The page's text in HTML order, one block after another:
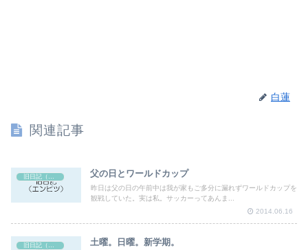
白蓮
関連記事
旧日記（エンピツ） 父の日とワールドカップ
昨日は父の日の午前中は我が家もご多分に漏れずワールドカップを
観戦していた。実は私。サッカーってあんま...
2014.06.16
旧日記（エンピツ） 土曜。日曜。新学期。